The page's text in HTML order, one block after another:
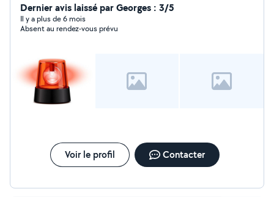
l'installation d'alarme intrusion ou de système de vidéo
surveillance.
Dernier avis laissé par Georges : 3/5
Il y a plus de 6 mois
Absent au rendez-vous prévu
Voir le profil Contacter